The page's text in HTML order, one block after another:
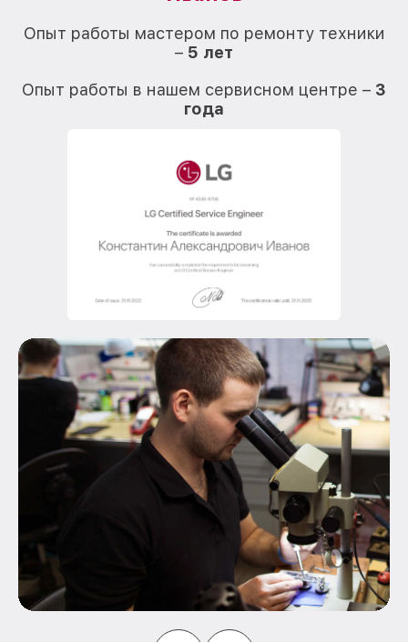
Опыт работы мастером по ремонту техники
– 5 лет
Опыт работы в нашем сервисном центре – 3
года